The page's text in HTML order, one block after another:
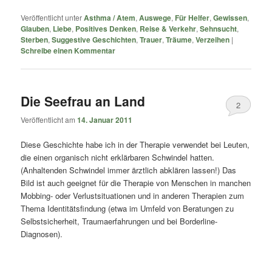
Veröffentlicht unterAsthma / Atem,Auswege, Für Helfer,Gewissen,
Glauben, Liebe, Positives Denken, Reise & Verkehr,Sehnsucht,
Sterben,Suggestive Geschichten,Trauer,Träume,Verzeihen |
Schreibe einen Kommentar
Die Seefrau an Land
Veröffentlicht am14. Januar 2011
2
Diese Geschichte habe ich in der Therapie verwendet bei Leuten,
die einen organisch nicht erklärbaren Schwindel hatten.
(Anhaltenden Schwindel immer ärztlich abklären lassen!) Das
Bild ist auch geeignet für die Therapie von Menschen in manchen
Mobbing- oder Verlustsituationen und in anderen Therapien zum
Thema Identitätsfindung (etwa im Umfeld von Beratungen zu
Selbstsicherheit, Traumaerfahrungen und bei Borderline-
Diagnosen).